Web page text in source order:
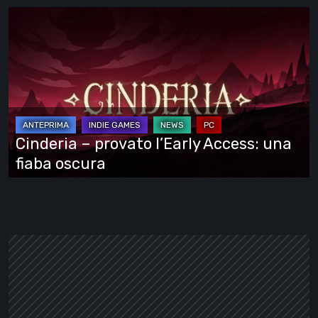
provato
l’Early
Access:
una
fiaba
oscura
Cinderia – provato l’Early Access: una
fiaba oscura